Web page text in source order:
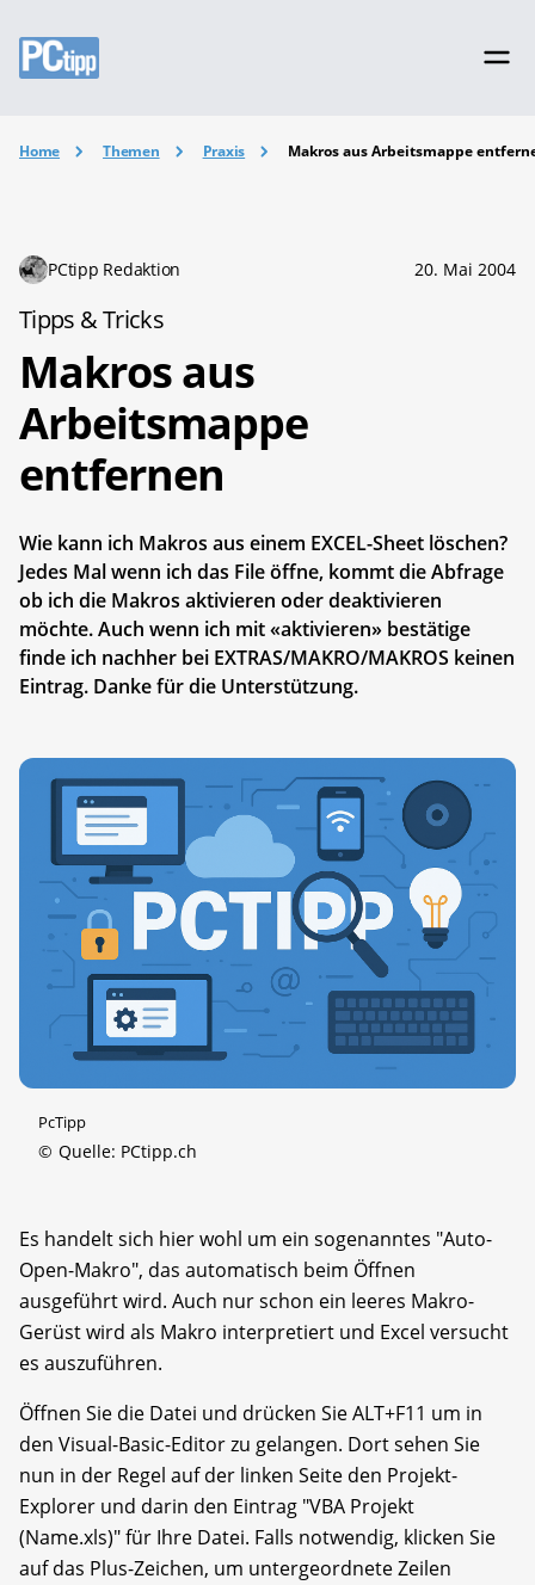
Home Themen Praxis Makros aus Arbeitsmappe
PCtipp Redaktion 20. Mai 2004
Tipps & Tricks
Makros aus
Arbeitsmappe
entfernen
Wie kann ich Makros aus einem EXCEL-Sheet löschen?
Jedes Mal wenn ich das File öffne, kommt die Abfrage
ob ich die Makros aktivieren oder deaktivieren
möchte. Auch wenn ich mit «aktivieren» bestätige
finde ich nachher bei EXTRAS/MAKRO/MAKROS keinen
Eintrag. Danke für die Unterstützung.
PcTipp
© Quelle: PCtipp.ch
Es handelt sich hier wohl um ein sogenanntes "Auto-
Open-Makro", das automatisch beim Öffnen
ausgeführt wird. Auch nur schon ein leeres Makro-
Gerüst wird als Makro interpretiert und Excel versucht
es auszuführen.
Öffnen Sie die Datei und drücken Sie ALT+F11 um in
den Visual-Basic-Editor zu gelangen. Dort sehen Sie
nun in der Regel auf der linken Seite den Projekt-
Explorer und darin den Eintrag "VBA Projekt
(Name.xls)" für Ihre Datei. Falls notwendig, klicken Sie
auf das Plus-Zeichen, um untergeordnete Zeilen